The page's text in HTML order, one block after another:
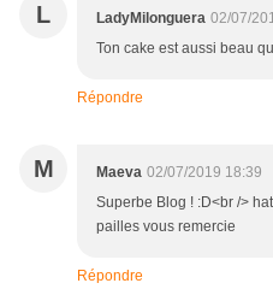
L LadyMilonguera 02/07/
Ton cake est aussi beau
Répondre
M Maeva 02/07/2019 18:39
Superbe Blog ! :D<br />
pailles vous remercie
Répondre